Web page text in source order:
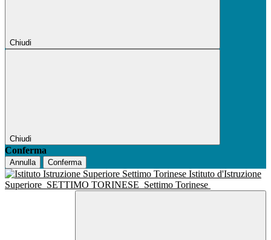
Chiudi
Chiudi
Conferma
Annulla Conferma
Istituto d'Istruzione
Superiore SETTIMO TORINESE Settimo Torinese